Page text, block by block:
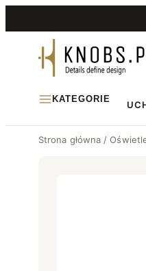
do
KATEGORIE
Strona główna /